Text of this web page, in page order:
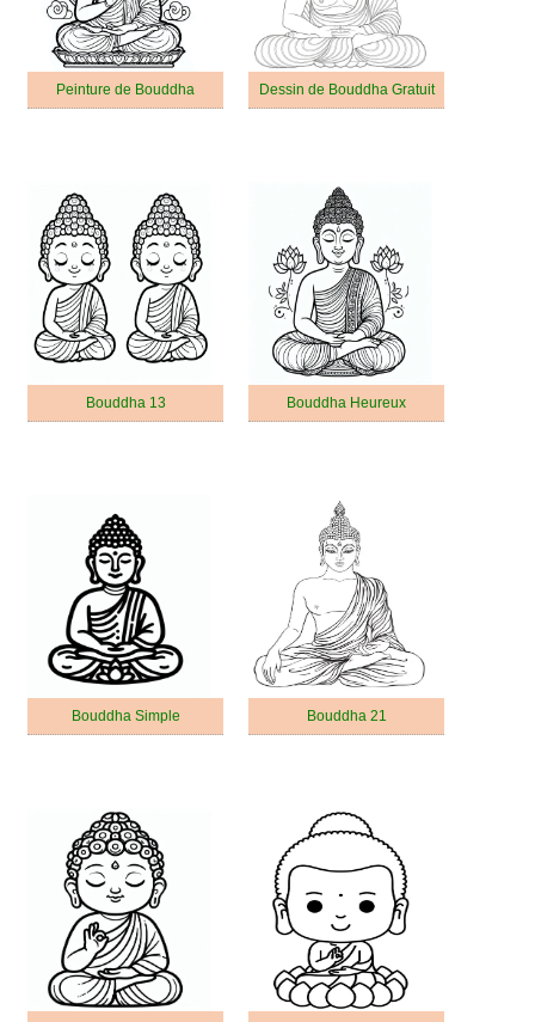
Peinture de Bouddha Dessin de Bouddha Gratuit
Bouddha 13 Bouddha Heureux
Bouddha Simple Bouddha 21